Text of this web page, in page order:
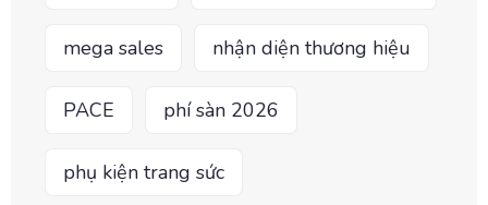
mega sales nhận diện thương hiệu
PACE phí sàn 2026
phụ kiện trang sức